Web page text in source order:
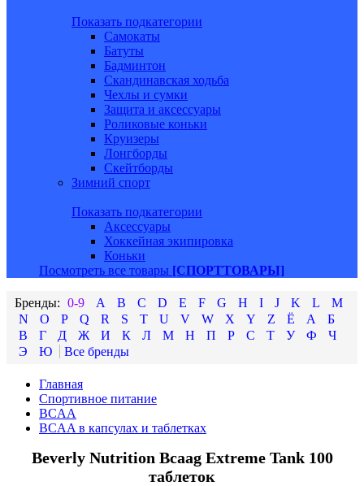
Показать подкатегории
Самокаты
Батуты
Бадминтон
Скандинавская ходьба
Чехлы и сумки
Защита и аксессуары
Роликовые коньки
Круизеры
Лонгборды
Скейтборды
Зимний спорт
Показать подкатегории
Аксессуары
Хоккейная экипировка
Коньки
Посмотреть все товары [СПОРТТОВАРЫ]
0-9 A B C D E F G H I J K L
M
N
O P Q R S T U V W X Y Z Ё А
Б
В
Г Д Ж И К Л М Н П Р С Т У Ф
Ч
Э
Ю
Главная
Спортивное питание
BCAA
BCAA в капсулах и таблетках
Beverly Nutrition Bcaag Extreme Tank 100
таблеток